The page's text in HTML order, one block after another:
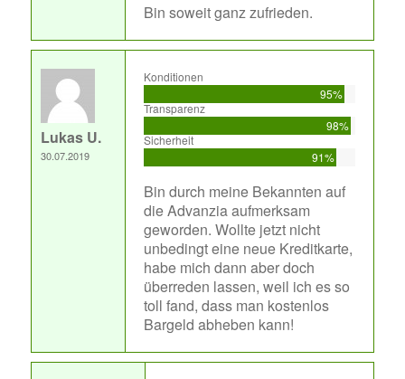
Bin soweit ganz zufrieden.
Lukas U.
30.07.2019
Konditionen
95%
Transparenz
98%
Sicherheit
91%
Bin durch meine Bekannten auf
die Advanzia aufmerksam
geworden. Wollte jetzt nicht
unbedingt eine neue Kreditkarte,
habe mich dann aber doch
überreden lassen, weil ich es so
toll fand, dass man kostenlos
Bargeld abheben kann!